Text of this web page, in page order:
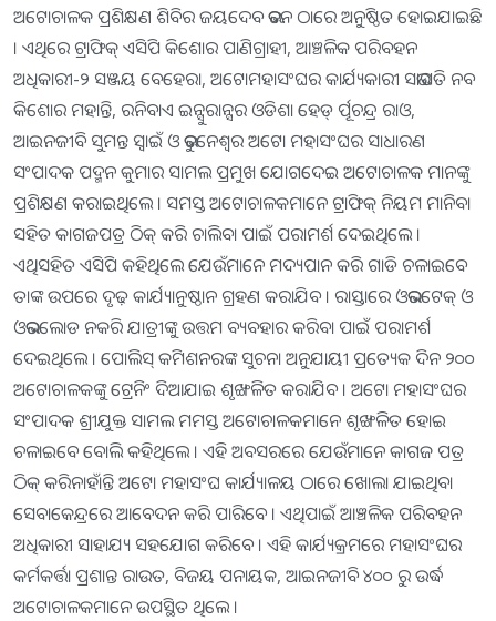
ଅଟୋଚାଳକ ପ୍ରଶିକ୍ଷଣ ଶିବିର ଜୟଦେବ ଭବନ ଠାରେ ଅନୁଷ୍ଠିତ ହୋଇଯାଇଛି
। ଏଥିରେ ଟ୍ରାଫିକ୍ ଏସିପି କିଶୋର ପାଣିଗ୍ରାହୀ, ଆଞ୍ଚଳିକ ପରିବହନ
ଅଧିକାରୀ-୨ ସଞ୍ଜୟ ବେହେରା, ଅଟୋମହାସଂଘର କାର୍ଯ୍ୟକାରୀ ସଭାପତି ନବ
କିଶୋର ମହାନ୍ତି, ରନିବାଏ ଇନ୍ସୁରାନ୍ସର ଓଡିଶା ହେଡ୍ ର୍ପୂଚନ୍ଦ୍ର ରାଓ,
ଆଇନଜୀବି ସୁମନ୍ତ ସ୍ୱାଇଁ ଓ ଭୁବନେଶ୍ୱର ଅଟୋ ମହାସଂଘର ସାଧାରଣ
ସଂପାଦକ ପଦ୍ମନ କୁମାର ସାମଲ ପ୍ରମୁଖ ଯୋଗଦେଇ ଅଟୋଚାଳକ ମାନଙ୍କୁ
ପ୍ରଶିକ୍ଷଣ କରାଇଥିଲେ । ସମସ୍ତ ଅଟୋଚାଳକମାନେ ଟ୍ରାଫିକ୍ ନିୟମ ମାନିବା
ସହିତ କାଗଜପତ୍ର ଠିକ୍ କରି ଚାଲିବା ପାଇଁ ପରାମର୍ଶ ଦେଇଥିଲେ ।
ଏଥିସହିତ ଏସିପି କହିଥିଲେ ଯେଉଁମାନେ ମଦ୍ୟପାନ କରି ଗାଡି ଚଳାଇବେ
ତାଙ୍କ ଉପରେ ଦୃଢ଼ କାର୍ଯ୍ୟାନୁଷ୍ଠାନ ଗ୍ରହଣ କରାଯିବ । ରାସ୍ତାରେ ଓଭରଟେକ୍ ଓ
ଓଭରଲୋଡ ନକରି ଯାତ୍ରୀଙ୍କୁ ଉତ୍ତମ ବ୍ୟବହାର କରିବା ପାଇଁ ପରାମର୍ଶ
ଦେଇଥିଲେ । ପୋଲିସ୍ କମିଶନରଙ୍କ ସୁଚନା ଅନୁଯାୟୀ ପ୍ରତ୍ୟେକ ଦିନ ୨୦୦
ଅଟୋଚାଳକଙ୍କୁ ଟ୍ରେନିଂ ଦିଆଯାଇ ଶୃଙ୍ଖଳିତ କରାଯିବ । ଅଟୋ ମହାସଂଘର
ସଂପାଦକ ଶ୍ରୀଯୁକ୍ତ ସାମଲ ମମସ୍ତ ଅଟୋଚାଳକମାନେ ଶୃଙ୍ଖଳିତ ହୋଇ
ଚଳାଇବେ ବୋଲି କହିଥିଲେ । ଏହି ଅବସରରେ ଯେଉଁମାନେ କାଗଜ ପତ୍ର
ଠିକ୍ କରିନାହାଁନ୍ତି ଅଟୋ ମହାସଂଘ କାର୍ଯ୍ୟାଳୟ ଠାରେ ଖୋଲା ଯାଇଥିବା
ସେବାକେନ୍ଦ୍ରରେ ଆବେଦନ କରି ପାରିବେ । ଏଥିପାଇଁ ଆଞ୍ଚଳିକ ପରିବହନ
ଅଧିକାରୀ ସାହାଯ୍ୟ ସହଯୋଗ କରିବେ । ଏହି କାର୍ଯ୍ୟକ୍ରମରେ ମହାସଂଘର
କର୍ମକର୍ତ୍ତା ପ୍ରଶାନ୍ତ ରାଉତ, ବିଜୟ ପନାୟକ, ଆଇନଜୀବି ୪୦୦ ରୁ ଉର୍ଦ୍ଧ
ଅଟୋଚାଳକମାନେ ଉପସ୍ଥିତ ଥିଲେ ।